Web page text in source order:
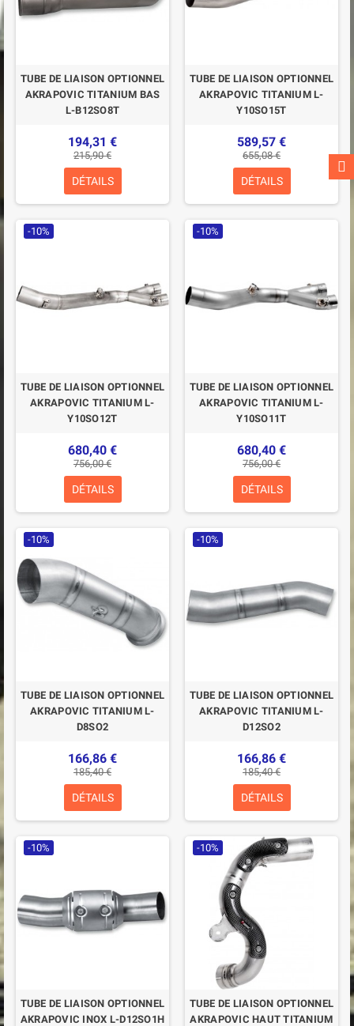
TUBE DE LIAISON OPTIONNEL
AKRAPOVIC TITANIUM BAS
L-B12SO8T
194,31 €
215,90 €
DÉTAILS
TUBE DE LIAISON OPTIONNEL
AKRAPOVIC TITANIUM L-
Y10SO15T
589,57 €
655,08 €
DÉTAILS
-10%
TUBE DE LIAISON OPTIONNEL
AKRAPOVIC TITANIUM L-
Y10SO12T
680,40 €
756,00 €
DÉTAILS
-10%
TUBE DE LIAISON OPTIONNEL
AKRAPOVIC TITANIUM L-
Y10SO11T
680,40 €
756,00 €
DÉTAILS
-10%
TUBE DE LIAISON OPTIONNEL
AKRAPOVIC TITANIUM L-
D8SO2
166,86 €
185,40 €
DÉTAILS
-10%
TUBE DE LIAISON OPTIONNEL
AKRAPOVIC TITANIUM L-
D12SO2
166,86 €
185,40 €
DÉTAILS
-10%
TUBE DE LIAISON OPTIONNEL
AKRAPOVIC INOX L-D12SO1H
-10%
TUBE DE LIAISON OPTIONNEL
AKRAPOVIC HAUT TITANIUM